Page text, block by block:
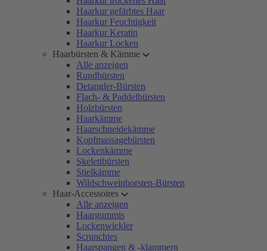
Haarkur gefärbtes Haar
Haarkur Feuchtigkeit
Haarkur Keratin
Haarkur Locken
Haarbürsten & Kämme
Alle anzeigen
Rundbürsten
Detangler-Bürsten
Flach- & Paddelbürsten
Holzbürsten
Haarkämme
Haarschneidekämme
Kopfmassagebürsten
Lockenkämme
Skelettbürsten
Stielkämme
Wildschweinborsten-Bürsten
Haar-Accessoires
Alle anzeigen
Haargummis
Lockenwickler
Scrunchies
Haarspangen & -klammern